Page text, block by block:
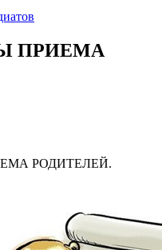
ПРИЕМА
РОДИТЕЛЕЙ.